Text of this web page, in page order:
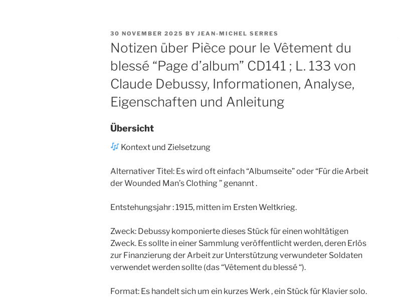
POSTED
ON
30 NOVEMBER 2025 BY JEAN-MICHEL SERRES
Notizen über Pièce pour le Vêtement du
blessé “Page d’album” CD141 ; L. 133 von
Claude Debussy, Informationen, Analyse,
Eigenschaften und Anleitung
Übersicht
Kontext und Zielsetzung
Alternativer Titel: Es wird oft einfach “Albumseite” oder “Für die Arbeit
der Wounded Man’s Clothing ” genannt .
Entstehungsjahr : 1915, mitten im Ersten Weltkrieg.
Zweck: Debussy komponierte dieses Stück für einen wohltätigen
Zweck. Es sollte in einer Sammlung veröffentlicht werden, deren Erlös
zur Finanzierung der Arbeit zur Unterstützung verwundeter Soldaten
verwendet werden sollte (das “Vêtement du blessé “).
Format: Es handelt sich um ein kurzes Werk , ein Stück für Klavier solo.